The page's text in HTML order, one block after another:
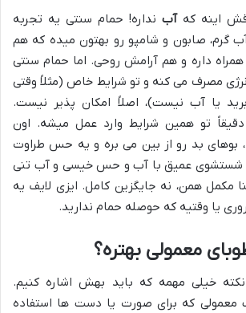
اینه کهآب نداره! حمام سنتی یه تجربه
گرم، صابون و شامپو رو بهتون میده که هم
همراه داره و هم آرامش روحی. اما حمام سنتی
مصرف می کنه و تو شرایط خاص (مثلاً وقتی
یا آب نیست)، اصلاً امکان پذیر نیست.
تو همین شرایط وارد عمل میشه. اون
بوهای بد رو از بین می بره و یه حس طراوت
شستشوی عمیق با آب و حس خیسی و آب تنی
مکمل همن، نه جایگزین کامل. ایزی لایف یه
یا وقتیه که حوصله حمام ندارید.
معمولی بهتره؟
خیلی مهمه که باید بهش اشاره کنیم.
معمولی که برای صورت یا دست ها استفاده